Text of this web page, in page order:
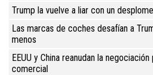
Trump la vuelve a liar con un
Las marcas de coches desafían a
menos
EEUU y China reanudan la
comercial